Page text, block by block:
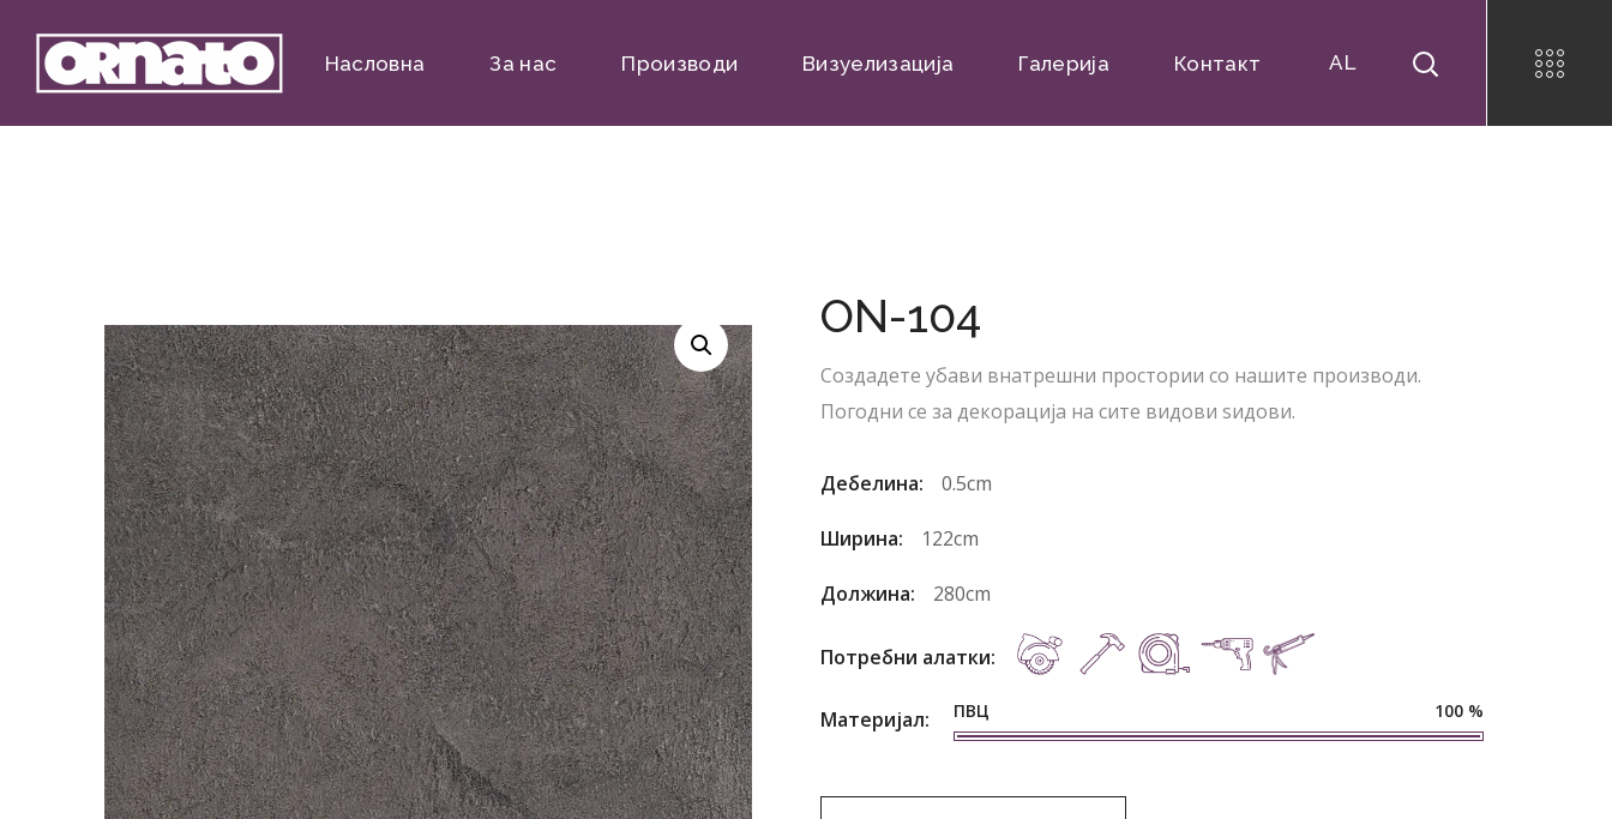
Насловна За нас Производи Визуелизација Галерија Контакт AL
ON-104
Создадете убави внатрешни простории со нашите производи.
Погодни се за декорација на сите видови ѕидови.
Дебелина: 0.5cm
Ширина: 122cm
Должина: 280cm
Потребни алатки:
Материјал: ПВЦ 100 %